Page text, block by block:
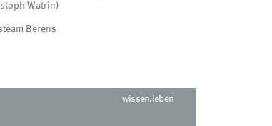
Watrin)
Berens
wissen.leben